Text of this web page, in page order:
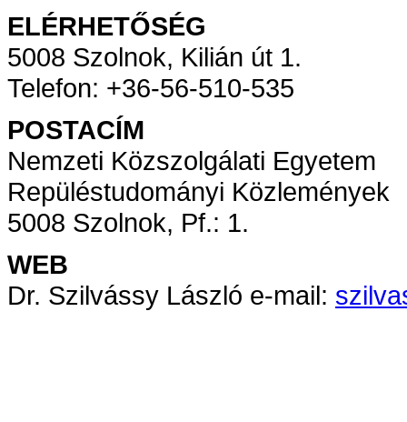
ELÉRHETŐSÉG
5008 Szolnok, Kilián út 1.
Telefon: +36-56-510-535
POSTACÍM
Nemzeti Közszolgálati Egyetem
Repüléstudományi Közlemények
5008 Szolnok, Pf.: 1.
WEB
Dr. Szilvássy László e-mail: